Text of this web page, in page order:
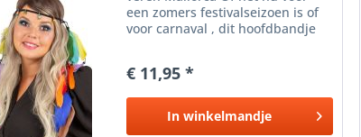
een zomers festivalseizoen is of
voor carnaval , dit hoofdbandje
bohemian chic hippie stijl past
€ 11,95 *
In winkelmandje